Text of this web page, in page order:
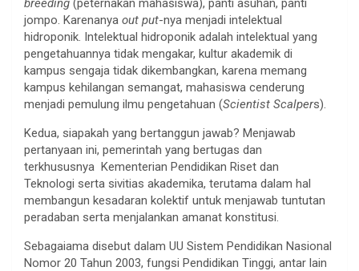
breeding (peternakan mahasiswa), panti asuhan, panti
jompo. Karenanya out put-nya menjadi intelektual
hidroponik. Intelektual hidroponik adalah intelektual yang
pengetahuannya tidak mengakar, kultur akademik di
kampus sengaja tidak dikembangkan, karena memang
kampus kehilangan semangat, mahasiswa cenderung
menjadi pemulung ilmu pengetahuan (Scientist Scalpers).
Kedua, siapakah yang bertanggun jawab? Menjawab
pertanyaan ini, pemerintah yang bertugas dan
terkhususnya Kementerian Pendidikan Riset dan
Teknologi serta sivitias akademika, terutama dalam hal
membangun kesadaran kolektif untuk menjawab tuntutan
peradaban serta menjalankan amanat konstitusi.
Sebagaiama disebut dalam UU Sistem Pendidikan Nasional
Nomor 20 Tahun 2003, fungsi Pendidikan Tinggi, antar lain